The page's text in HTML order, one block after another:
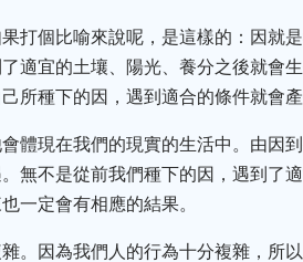
打個比喻來說呢，是這樣的：因就
適宜的土壤、陽光、養分之後就會
所種下的因，遇到適合的條件就會
體現在我們的現實的生活中。由因
無不是從前我們種下的因，遇到了
一定會有相應的結果。
。因為我們人的行為十分複雜，所